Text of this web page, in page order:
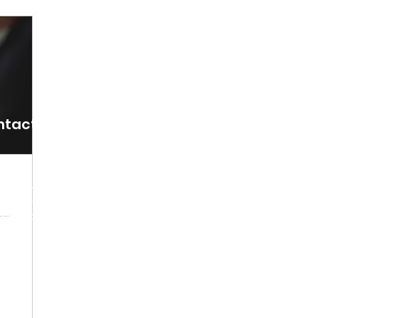
Vidatox team
Ltd.
vidatox